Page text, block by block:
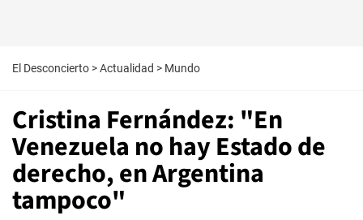
El Desconcierto >Actualidad > Mundo
Cristina Fernández: "En
Venezuela no hay Estado de
derecho, en Argentina
tampoco"